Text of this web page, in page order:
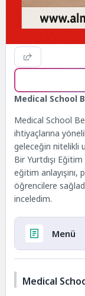
Medical School
Medical School
ihtiyaçlarına
geleceğin nitelikli
Bir Yurtdışı
eğitim
öğrencilere
inceledim.
Menü
Medical
Medical